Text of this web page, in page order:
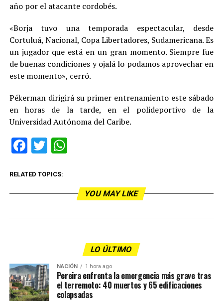
año por el atacante cordobés.
«Borja tuvo una temporada espectacular, desde
Cortuluá, Nacional, Copa Libertadores, Sudamericana. Es
un jugador que está en un gran momento. Siempre fue
de buenas condiciones y ojalá lo podamos aprovechar en
este momento», cerró.
Pékerman dirigirá su primer entrenamiento este sábado
en horas de la tarde, en el polideportivo de la
Universidad Autónoma del Caribe.
Facebook
TwitterWhatsApp
RELATED TOPICS:
YOU MAY LIKE
LO ÚLTIMO
NACIÓN 1 hora ago
Pereira enfrenta la emergencia más grave tras
el terremoto: 40 muertos y 65 edificaciones
colapsadas